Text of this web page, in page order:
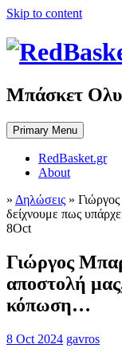
Skip to content
Μπάσκετ
Primary Menu
RedBasket.gr
About
» Δηλώσεις »
δείχνουμε πως
8Oct
Γιώργος
αποστολή
κόπωση…
8 Oct 2024 gavros